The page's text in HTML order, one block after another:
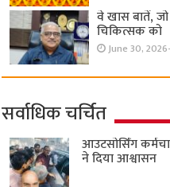
वे खास बातें,
चिकित्सक को
June 30,
सर्वाधिक चर्चित
आउटसोर्सिंग
ने दिया आश्वासन